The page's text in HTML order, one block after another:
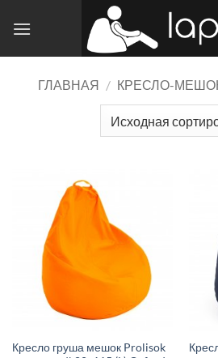
ГЛАВНАЯ / КРЕСЛО-
Кресло груша мешок Prolisok